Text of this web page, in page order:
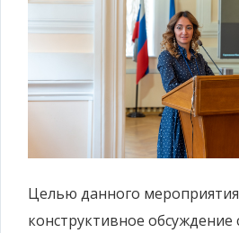
Целью данного мероприятия
конструктивное